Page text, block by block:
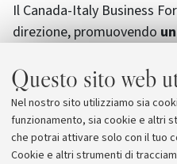
Questo sito web
Nel nostro sito utilizziamo sia
funzionamento, sia cookie e altri
che potrai attivare solo con il tuo
Cookie e altri strumenti di
Il Canada-Italy Business
direzione, promuovendo
sviluppo di risposte
condividendo soluzioni
critiche, sia nell'ambito
tecnologico.